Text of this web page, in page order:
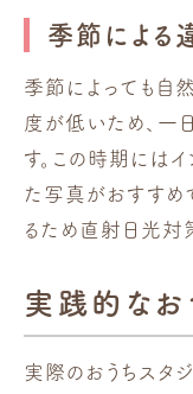
季節による
季節によっても自
度が低いため、一
す。この時期には
た写真がおすすめ
るため直射日光対
実践的なお
実際のおうちスタ